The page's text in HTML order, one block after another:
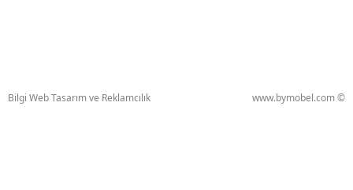
Bilgi Web Tasarım ve Reklamcılık www.bymobel.com ©